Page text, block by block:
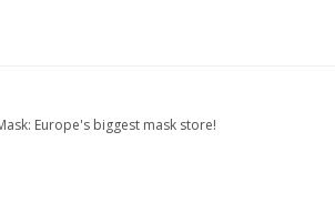
Europe's biggest mask store!